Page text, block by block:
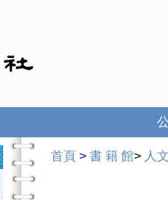
首頁 > 書 籍 館> 人